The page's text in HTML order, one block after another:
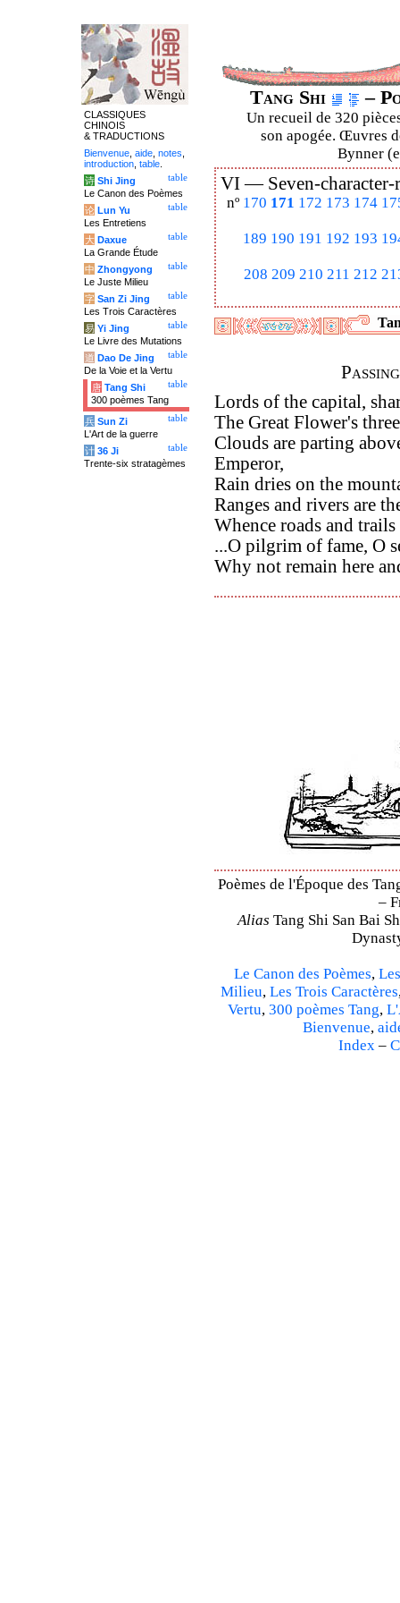
Tang Shi –
Un recueil de 320
son apogée. Œuvres
Bynner
VI — Seven-
nº 170 171 172 173 174
189 190 191 192 193
208 209 210 211 212
Lords of the capital,
The Great Flower's
Clouds are parting
Emperor,
Rain dries on the
Ranges and rivers are
Whence roads and
...O pilgrim of fame, O
Why not remain here
Poèmes de l'Époque des
–
Alias Tang Shi San Bai
Le Canon des Poèmes,
Milieu, Les Trois Caractères
Vertu, 300 poèmes Tang,
Bienvenue,
Index–
CLASSIQUES
CHINOIS
& TRADUCTIONS
Bienvenue aide notes
introduction table
table
诗 Shi Jing
Le Canon des Poèmes
table
论 Lun Yu
Les Entretiens
table
大 Daxue
La Grande Étude
table
中 Zhongyong
Le Juste Milieu
table
字 San Zi Jing
Les Trois Caractères
table
易 Yi Jing
Le Livre des Mutations
table
道 Dao De Jing
De la Voie et la Vertu
table
唐 Tang Shi
300 poèmes Tang
table
兵 Sun Zi
L'Art de la guerre
table
计 36 Ji
Trente-six stratagèmes